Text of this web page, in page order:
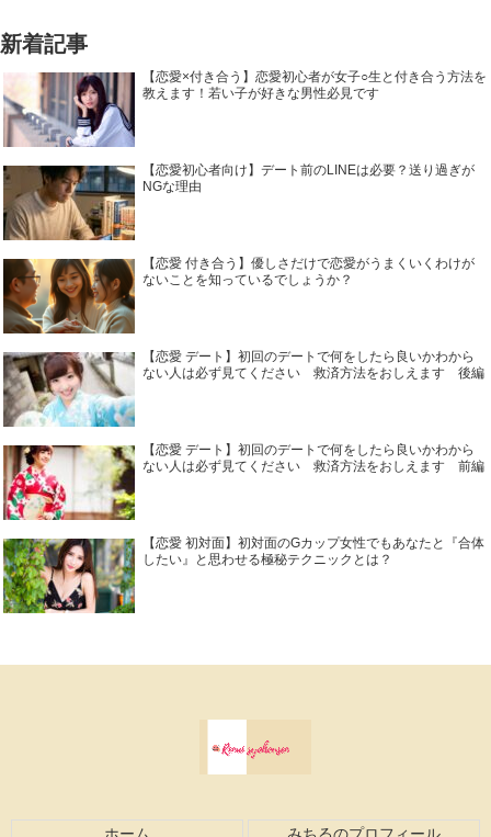
新着記事
【恋愛×付き合う】恋愛初心者が女子○生と付き合う方法を
教えます！若い子が好きな男性必見です
【恋愛初心者向け】デート前のLINEは必要？送り過ぎが
NGな理由
【恋愛 付き合う】優しさだけで恋愛がうまくいくわけが
ないことを知っているでしょうか？
【恋愛 デート】初回のデートで何をしたら良いかわから
ない人は必ず見てください 救済方法をおしえます 後編
【恋愛 デート】初回のデートで何をしたら良いかわから
ない人は必ず見てください 救済方法をおしえます 前編
【恋愛 初対面】初対面のGカップ女性でもあなたと『合体
したい』と思わせる極秘テクニックとは？
ホーム みちるのプロフィール